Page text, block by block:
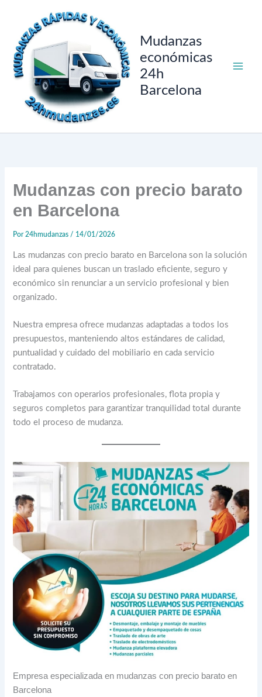
contenido
Mudanzas
económicas
24h
Barcelona
Mudanzas con precio barato
en Barcelona
Por24hmudanzas / 14/01/2026
Las mudanzas con precio barato en Barcelona son la solución
ideal para quienes buscan un traslado eficiente, seguro y
económico sin renunciar a un servicio profesional y bien
organizado.
Nuestra empresa ofrece mudanzas adaptadas a todos los
presupuestos, manteniendo altos estándares de calidad,
puntualidad y cuidado del mobiliario en cada servicio
contratado.
Trabajamos con operarios profesionales, flota propia y
seguros completos para garantizar tranquilidad total durante
todo el proceso de mudanza.
Empresa especializada en mudanzas con precio barato en
Barcelona